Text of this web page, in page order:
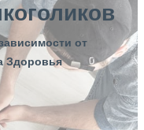
от
Здоровья